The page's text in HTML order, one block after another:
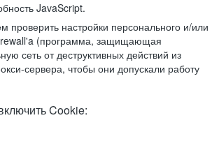
JavaScript.
проверить настройки персонального и/или
(программа, защищающая
сеть от деструктивных действий из
сервера, чтобы они допускали работу
Cookie: